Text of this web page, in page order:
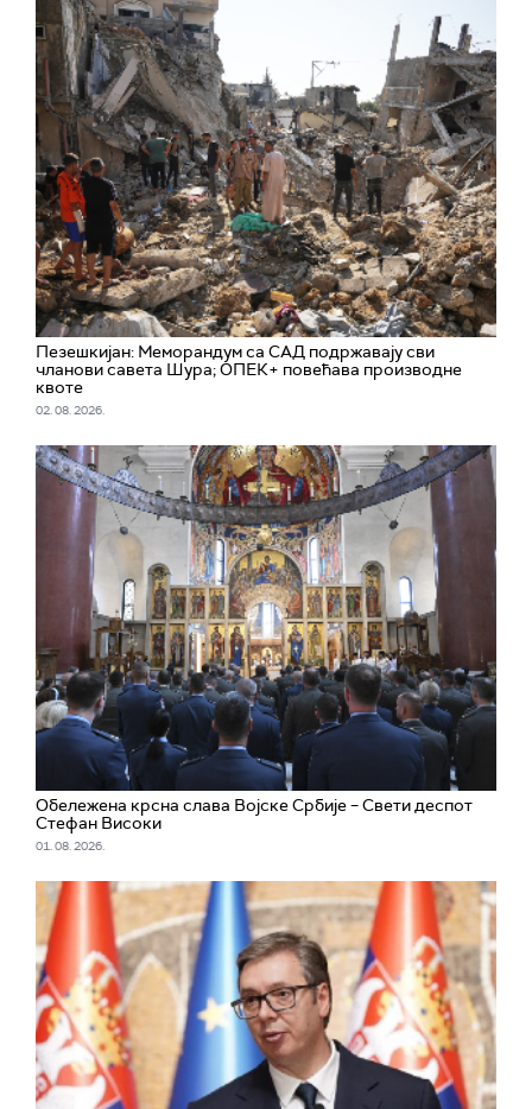
Пезешкијан: Меморандум са САД подржавају сви
чланови савета Шура; ОПЕК+ повећава производне
квоте
02. 08. 2026.
Обележена крсна слава Војске Србије – Свети деспот
Стефан Високи
01. 08. 2026.